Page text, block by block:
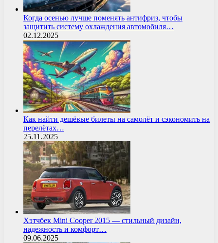
Когда осенью лучше поменять антифриз, чтобы
защитить систему охлаждения автомобиля…
02.12.2025
Как найти дешёвые билеты на самолёт и сэкономить на
перелётах…
25.11.2025
Хэтчбек Mini Cooper 2015 — стильный дизайн,
надежность и комфорт…
09.06.2025